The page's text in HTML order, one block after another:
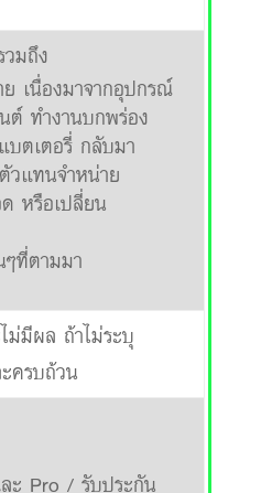
มถึง
เนื่องมาจากอุปกรณ์
ต์ ทำงานบกพร่อง
บตเตอรี่ กลับมา
วแทนจำหน่าย
หรือเปลี่ยน
ที่ตามมา
ม่มีผล ถ้าไม่ระบุ
ครบถ้วน
ะ Pro / รับประกัน